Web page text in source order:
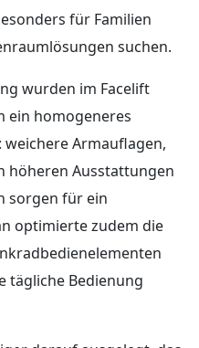
für Familien
suchen.
wurden im Facelift
ein homogeneres
Armauflagen,
höheren Ausstattungen
sorgen für ein
optimierte zudem die
tägliche Bedienung